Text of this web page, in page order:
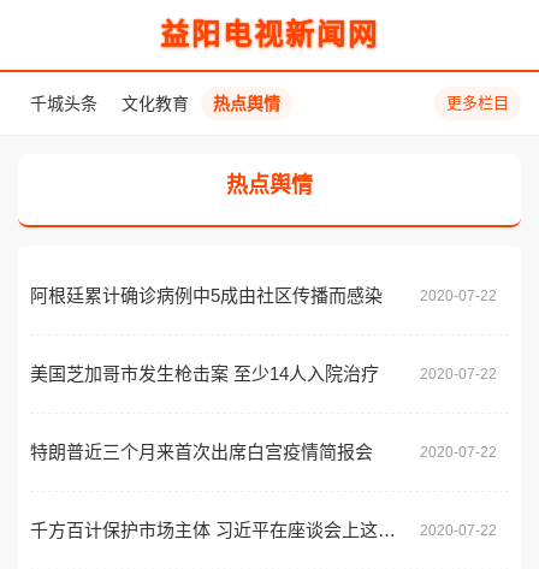
益阳电视新闻网
千城头条 文化教育 热点舆情 更多栏目
热点舆情
阿根廷累计确诊病例中5成由社区传播而感染 2020-07-22
美国芝加哥市发生枪击案 至少14人入院治疗 2020-07-22
特朗普近三个月来首次出席白宫疫情简报会 2020-07-22
千方百计保护市场主体 习近平在座谈会上这样为企业鼓劲 2020-07-22